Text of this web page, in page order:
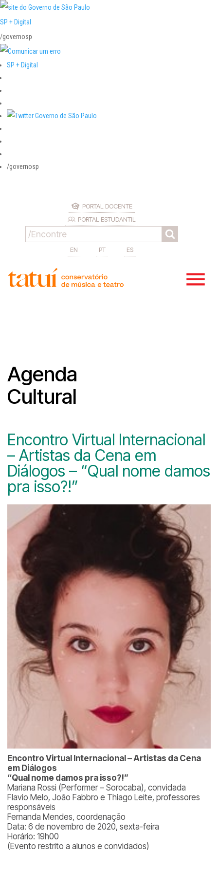
SP + Digital
/governosp
SP + Digital
/governosp
PORTAL DOCENTE
PORTAL ESTUDANTIL
EN PT ES
Agenda
Cultural
Encontro Virtual Internacional
– Artistas da Cena em
Diálogos – “Qual nome damos
pra isso?!”
Encontro Virtual Internacional – Artistas da Cena
em Diálogos
“Qual nome damos pra isso?!”
Mariana Rossi (Performer – Sorocaba), convidada
Flavio Melo, João Fabbro e Thiago Leite, professores
responsáveis
Fernanda Mendes, coordenação
Data: 6 de novembro de 2020, sexta-feira
Horário: 19h00
(Evento restrito a alunos e convidados)